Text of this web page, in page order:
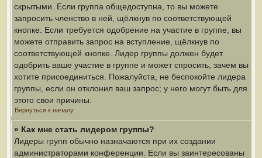
скрытыми. Если группа общедоступна, то вы можете
запросить членство в ней, щёлкнув по соответствующей
кнопке. Если требуется одобрение на участие в группе, вы
можете отправить запрос на вступление, щёлкнув по
соответствующей кнопке. Лидер группы должен будет
одобрить ваше участие в группе и может спросить, зачем вы
хотите присоединиться. Пожалуйста, не беспокойте лидера
группы, если он отклонил ваш запрос; у него могут быть для
этого свои причины.
Вернуться к началу
» Как мне стать лидером группы?
Лидеры групп обычно назначаются при их создании
администраторами конференции. Если вы заинтересованы